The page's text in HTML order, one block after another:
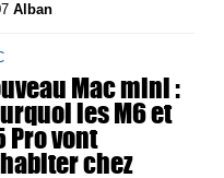
Alban
Mac mini :
les M6 et
Pro vont
chez